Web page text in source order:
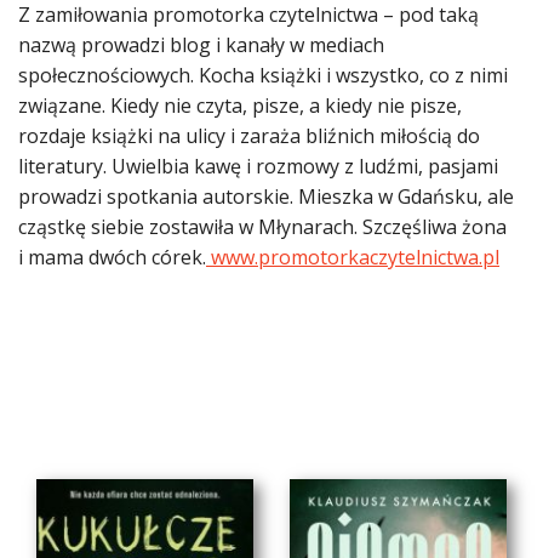
Z zamiłowania promotorka czytelnictwa – pod taką
nazwą prowadzi blog i kanały w mediach
społecznościowych. Kocha książki i wszystko, co z nimi
związane. Kiedy nie czyta, pisze, a kiedy nie pisze,
rozdaje książki na ulicy i zaraża bliźnich miłością do
literatury. Uwielbia kawę i rozmowy z ludźmi, pasjami
prowadzi spotkania autorskie. Mieszka w Gdańsku, ale
cząstkę siebie zostawiła w Młynarach. Szczęśliwa żona
i mama dwóch córek. www.promotorkaczytelnictwa.pl